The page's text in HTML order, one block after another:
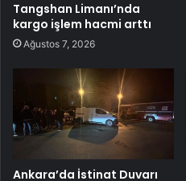
Tangshan Limanı’nda
kargo işlem hacmi arttı
Ağustos 7, 2026
Ankara’da İstinat Duvarı